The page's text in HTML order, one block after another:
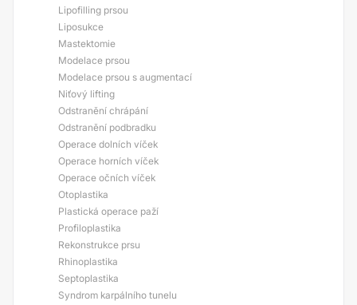
Lipofilling prsou
Liposukce
Mastektomie
Modelace prsou
Modelace prsou s augmentací
Niťový lifting
Odstranění chrápání
Odstranění podbradku
Operace dolních víček
Operace horních víček
Operace očních víček
Otoplastika
Plastická operace paží
Profiloplastika
Rekonstrukce prsu
Rhinoplastika
Septoplastika
Syndrom karpálního tunelu